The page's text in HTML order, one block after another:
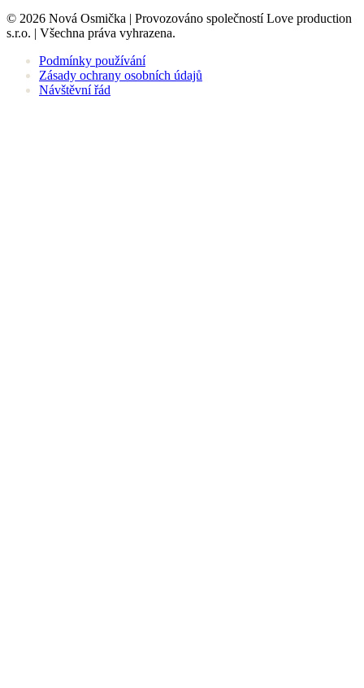
© 2026 Nová Osmička | Provozováno společností Love production
s.r.o. | Všechna práva vyhrazena.
Podmínky používání
Zásady ochrany osobních údajů
Návštěvní řád